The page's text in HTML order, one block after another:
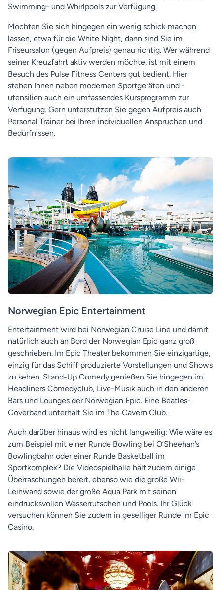
Swimming- und Whirlpools zur Verfügung.
Möchten Sie sich hingegen ein wenig schick machen
lassen, etwa für die White Night, dann sind Sie im
Friseursalon (gegen Aufpreis) genau richtig. Wer während
seiner Kreuzfahrt aktiv werden möchte, ist mit einem
Besuch des Pulse Fitness Centers gut bedient. Hier
stehen Ihnen neben modernen Sportgeräten und -
utensilien auch ein umfassendes Kursprogramm zur
Verfügung. Gern unterstützen Sie gegen Aufpreis auch
Personal Trainer bei Ihren individuellen Ansprüchen und
Bedürfnissen.
Norwegian Epic Entertainment
Entertainment wird bei Norwegian Cruise Line und damit
natürlich auch an Bord der Norwegian Epic ganz groß
geschrieben. Im Epic Theater bekommen Sie einzigartige,
einzig für das Schiff produzierte Vorstellungen und Shows
zu sehen. Stand-Up Comedy genießen Sie hingegen im
Headliners Comedyclub, Live-Musik auch in den anderen
Bars und Lounges der Norwegian Epic. Eine Beatles-
Coverband unterhält Sie im The Cavern Club.
Auch darüber hinaus wird es nicht langweilig: Wie wäre es
zum Beispiel mit einer Runde Bowling bei O’Sheehan’s
Bowlingbahn oder einer Runde Basketball im
Sportkomplex? Die Videospielhalle hält zudem einige
Überraschungen bereit, ebenso wie die große Wii-
Leinwand sowie der große Aqua Park mit seinen
eindrucksvollen Wasserrutschen und Pools. Ihr Glück
versuchen können Sie zudem in geselliger Runde im Epic
Casino.